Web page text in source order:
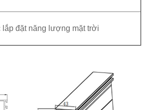
lắp đặt năng lượng mặt trời